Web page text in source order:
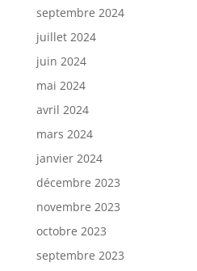
septembre 2024
juillet 2024
juin 2024
mai 2024
avril 2024
mars 2024
janvier 2024
décembre 2023
novembre 2023
octobre 2023
septembre 2023